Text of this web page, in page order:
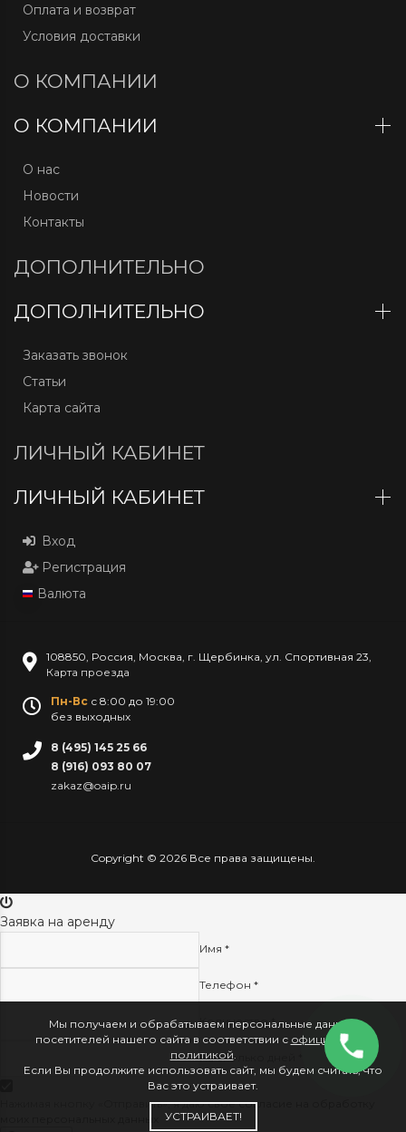
Оплата и возврат
Условия доставки
О КОМПАНИИ
О КОМПАНИИ
О нас
Новости
Контакты
ДОПОЛНИТЕЛЬНО
ДОПОЛНИТЕЛЬНО
Заказать звонок
Статьи
Карта сайта
ЛИЧНЫЙ КАБИНЕТ
ЛИЧНЫЙ КАБИНЕТ
Вход
Регистрация
Валюта
108850, Россия, Москва, г. Щербинка, ул. Спортивная 23,
Карта проезда
Пн-Вс с 8:00 до 19:00
без выходных
8 (495) 145 25 66
8 (916) 093 80 07
zakaz@oaip.ru
Мы получаем и обрабатываем персональные данные
посетителей нашего сайта в соответствии с официальной
политикой.
Если Вы продолжите использовать сайт, мы будем считать, что
Вас это устраивает.
УСТРАИВАЕТ!
Copyright © 2026 Все права защищены.
Заявка на аренду
Имя *
Телефон *
Количество *
На сколько дней *
Нажимая кнопку «Отправить», я даю своесогласие на обработку